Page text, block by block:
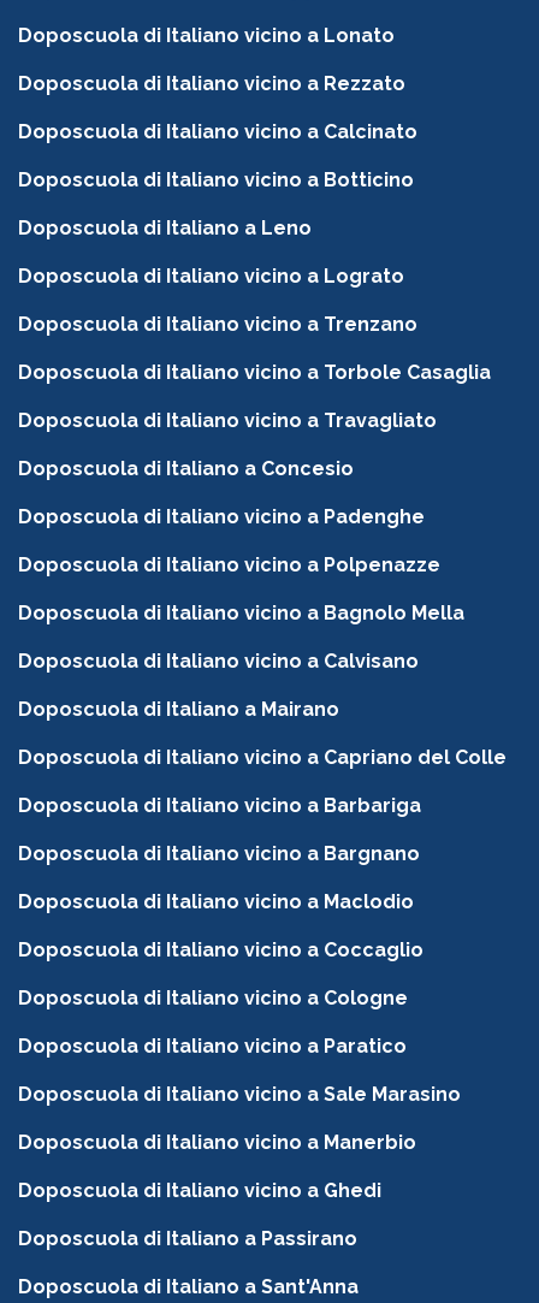
Doposcuola di Italiano vicino a Lonato
Doposcuola di Italiano vicino a Rezzato
Doposcuola di Italiano vicino a Calcinato
Doposcuola di Italiano vicino a Botticino
Doposcuola di Italiano a Leno
Doposcuola di Italiano vicino a Lograto
Doposcuola di Italiano vicino a Trenzano
Doposcuola di Italiano vicino a Torbole Casaglia
Doposcuola di Italiano vicino a Travagliato
Doposcuola di Italiano a Concesio
Doposcuola di Italiano vicino a Padenghe
Doposcuola di Italiano vicino a Polpenazze
Doposcuola di Italiano vicino a Bagnolo Mella
Doposcuola di Italiano vicino a Calvisano
Doposcuola di Italiano a Mairano
Doposcuola di Italiano vicino a Capriano del Colle
Doposcuola di Italiano vicino a Barbariga
Doposcuola di Italiano vicino a Bargnano
Doposcuola di Italiano vicino a Maclodio
Doposcuola di Italiano vicino a Coccaglio
Doposcuola di Italiano vicino a Cologne
Doposcuola di Italiano vicino a Paratico
Doposcuola di Italiano vicino a Sale Marasino
Doposcuola di Italiano vicino a Manerbio
Doposcuola di Italiano vicino a Ghedi
Doposcuola di Italiano a Passirano
Doposcuola di Italiano a Sant'Anna